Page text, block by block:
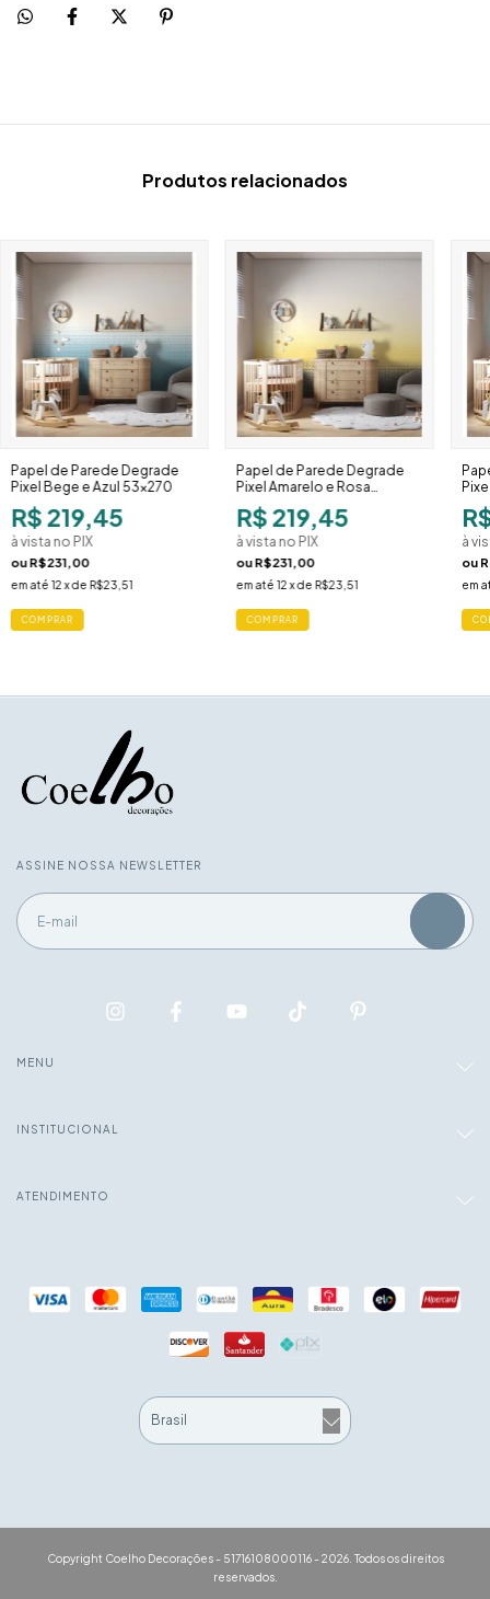
Produtos relacionados
Papel de Parede Degrade
Pixel Bege e Azul 53x270
R$ 219,45
à vista no PIX
ouR$231,00
em até 12 x de R$23,51
Papel de Parede Degrade
Pixel Amarelo e Rosa
53x270
R$ 219,45
à vista no PIX
ouR$231,00
em até 12 x de R$23,51
à
ou
em
ASSINE NOSSA NEWSLETTER
MENU
INSTITUCIONAL
ATENDIMENTO
Copyright Coelho Decorações - 51716108000116 - 2026. Todos os direitos
reservados.